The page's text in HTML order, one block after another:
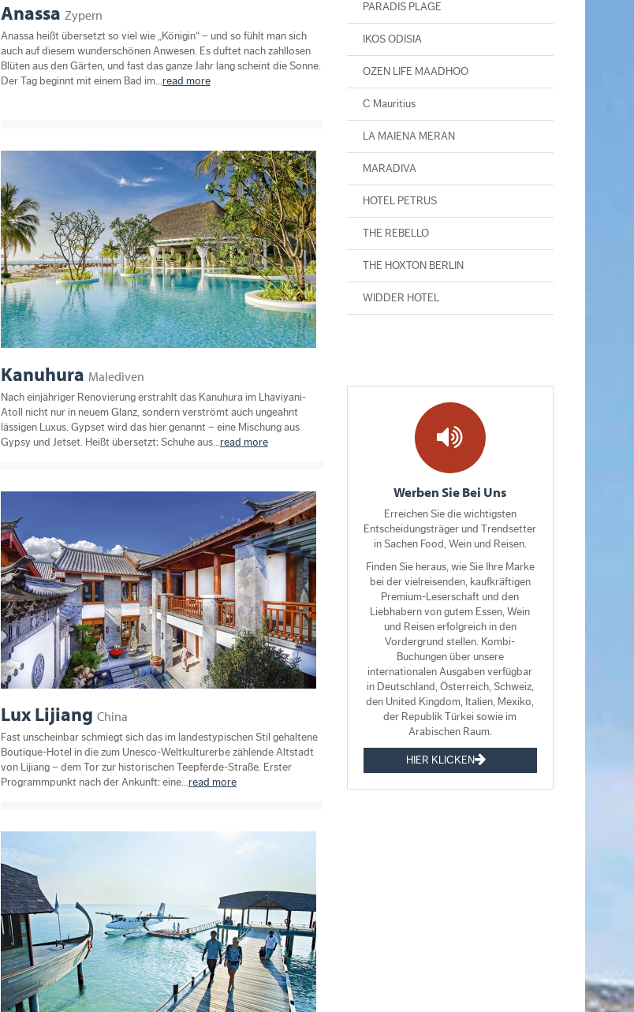
Anassa Zypern
Anassa heißt übersetzt so viel wie „Königin“ – und so fühlt man sich
auch auf diesem wunderschönen Anwesen. Es duftet nach zahllosen
Blüten aus den Gärten, und fast das ganze Jahr lang scheint die Sonne.
Der Tag beginnt mit einem Bad im...read more
Kanuhura Malediven
Nach einjähriger Renovierung erstrahlt das Kanuhura im Lhaviyani-
Atoll nicht nur in neuem Glanz, sondern verströmt auch ungeahnt
lässigen Luxus. Gypset wird das hier genannt – eine Mischung aus
Gypsy und Jetset. Heißt übersetzt: Schuhe aus... read more
Lux Lijiang China
Fast unscheinbar schmiegt sich das im landestypischen Stil gehaltene
Boutique-Hotel in die zum Unesco-Weltkulturerbe zählende Altstadt
von Lijiang – dem Tor zur historischen Teepferde-Straße. Erster
Programmpunkt nach der Ankunft: eine...read more
PARADIS PLAGE
IKOS ODISIA
OZEN LIFE MAADHOO
C Mauritius
LA MAIENA MERAN
MARADIVA
HOTEL PETRUS
THE REBELLO
THE HOXTON BERLIN
WIDDER HOTEL
Werben Sie Bei Uns
Erreichen Sie die wichtigsten
Entscheidungsträger und Trendsetter
in Sachen Food, Wein und Reisen.
Finden Sie heraus, wie Sie Ihre Marke
bei der vielreisenden, kaufkräftigen
Premium-Leserschaft und den
Liebhabern von gutem Essen, Wein
und Reisen erfolgreich in den
Vordergrund stellen. Kombi-
Buchungen über unsere
internationalen Ausgaben verfügbar
in Deutschland, Österreich, Schweiz,
den United Kingdom, Italien, Mexiko,
der Republik Türkei sowie im
Arabischen Raum.
HIER KLICKEN